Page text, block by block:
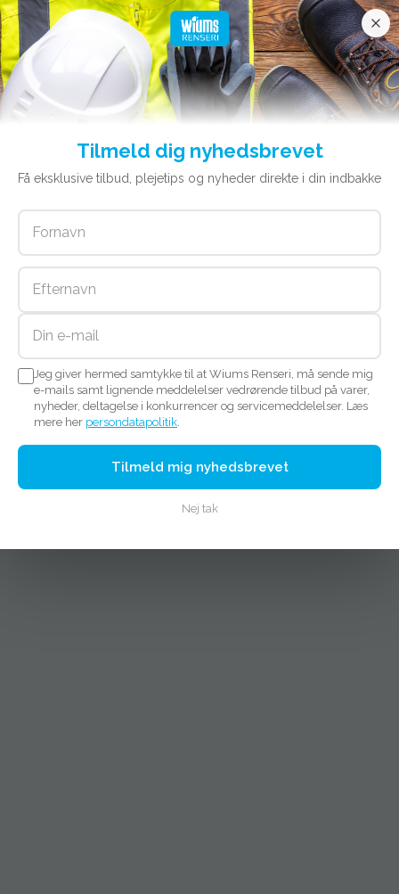
Tilmeld dig nyhedsbrevet
Få eksklusive tilbud, plejetips og nyheder direkte i din indbakke
Jeg giver hermed samtykke til at Wiums Renseri, må sende mig
e-mails samt lignende meddelelser vedrørende tilbud på varer,
nyheder, deltagelse i konkurrencer og servicemeddelelser. Læs
mere her persondatapolitik.
Tilmeld mig nyhedsbrevet
Nej tak